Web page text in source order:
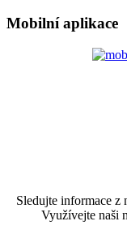
Mobilní aplikace
Sledujte informace z
Využívejte naši